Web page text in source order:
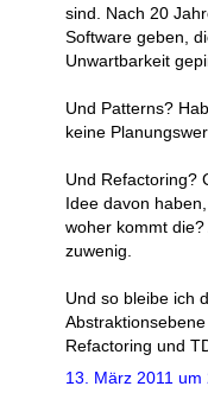
sind. Nach 20
Software geben,
Unwartbarkeit
Und Patterns?
keine
Und Refactoring?
Idee davon
woher kommt
zuwenig.
Und so bleibe ich
Refactoring und
13. März 2011 um